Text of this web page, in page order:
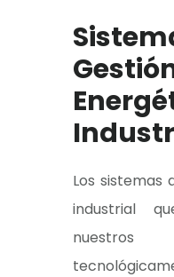
Los sistemas
industrial